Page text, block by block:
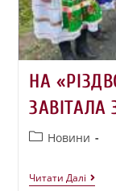
НА
ЗАВІТАЛА
Новини
Читати Далі